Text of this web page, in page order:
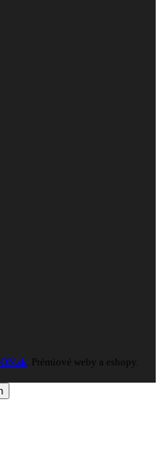
. Prémiové weby a eshopy.